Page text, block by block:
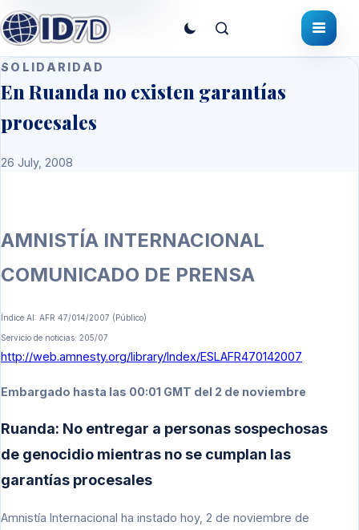
SOLIDARIDAD
En Ruanda no existen garantías
procesales
26 July, 2008
AMNISTÍA INTERNACIONAL
COMUNICADO DE PRENSA
Índice AI: AFR 47/014/2007 (Público)
Servicio de noticias: 205/07
http://web.amnesty.org/library/Index/ESLAFR470142007
Embargado hasta las 00:01 GMT del 2 de noviembre
Ruanda: No entregar a personas sospechosas
de genocidio mientras no se cumplan las
garantías procesales
Amnistía Internacional ha instado hoy, 2 de noviembre de